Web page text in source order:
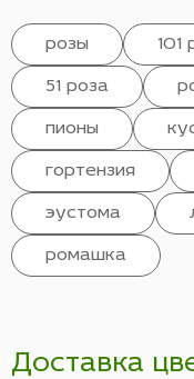
розы 101
51 роза
пионы
гортензия
эустома
ромашка
Доставка